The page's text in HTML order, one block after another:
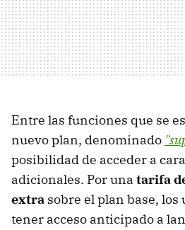
Entre las funciones que se
nuevo plan, denominado
posibilidad de acceder a
adicionales. Por una tarifa
extra sobre el plan base,
tener acceso anticipado a